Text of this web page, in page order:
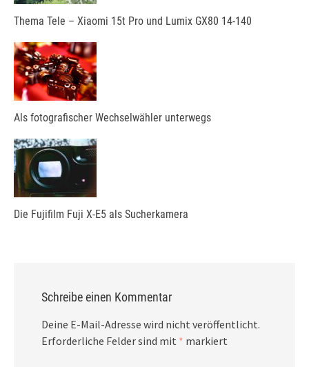
Thema Tele – Xiaomi 15t Pro und Lumix GX80 14-140
Als fotografischer Wechselwähler unterwegs
Die Fujifilm Fuji X-E5 als Sucherkamera
Schreibe einen Kommentar
Deine E-Mail-Adresse wird nicht veröffentlicht.
Erforderliche Felder sind mit * markiert